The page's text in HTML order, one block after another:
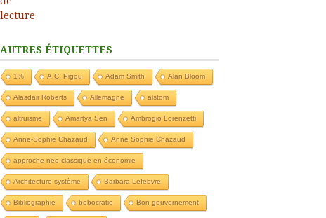
AUTRES ÉTIQUETTES
1% A.C. Pigou Adam Smith Alan Bloom
Alasdair Roberts Allemagne alstom
altruisme Amartya Sen Ambrogio Lorenzetti
Anne-Sophie Chazaud Anne Sophie Chazaud
approche néo-classique en économie
Architecture système Barbara Lefebvre
Bibliographie bobocratie Bon gouvernement